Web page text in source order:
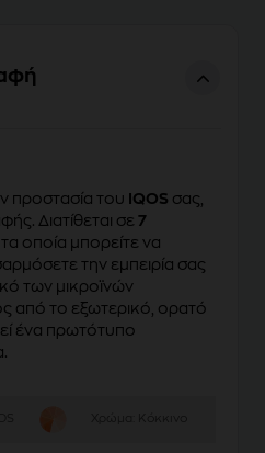
προστασία του IQOS σας,
Διατίθεται σε 7
, τα οποία μπορείτε να
την εμπειρία σας
των μικροϊνών
από το εξωτερικό, ορατό
ένα πρωτότυπο